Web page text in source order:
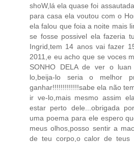
shoW,lá ela quase foi
para casa ela voutou com o
ela falou que foia a noite mais
se fosse possivel ela fazeria
Ingrid,tem 14 anos vai fazer
2011,e eu acho que se voces
SONHO DELA de ver o
lo,beija-lo seria o melhor
ganhar!!!!!!!!!!!!!sabe ela não
ir ve-lo,mais mesmo assim
estar perto dele...obrigada
uma poema para ele espero
meus olhos,posso sentir a
de teu corpo,o calor de teus